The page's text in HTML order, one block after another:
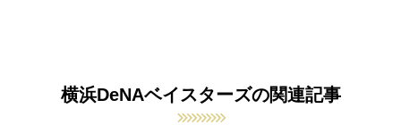
横浜DeNAベイスターズの関連記事